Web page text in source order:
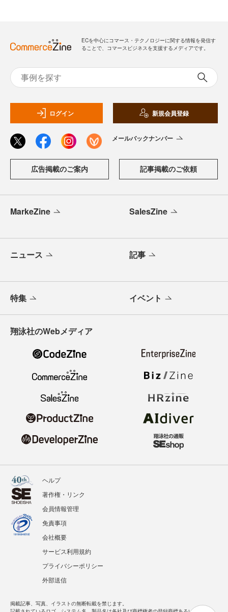
ECを中心にコマース・テクノロジーに関する情報を発信す
ることで、コマースビジネスを支援するメディアです。
ログイン 新規会員登録
メールバックナンバー
広告掲載のご案内 記事掲載のご依頼
MarkeZine SalesZine
ニュース 記事
特集 イベント
翔泳社のWebメディア
ヘルプ
著作権・リンク
会員情報管理
免責事項
会社概要
サービス利用規約
プライバシーポリシー
外部送信
掲載記事、写真、イラストの無断転載を禁じます。